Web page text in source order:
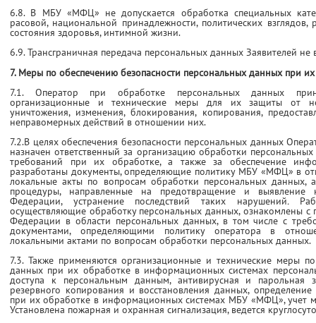
6.8. В МБУ «МФЦ» не допускается обработка специальных
расовой, национальной принадлежности, политических
состояния здоровья, интимной жизни.
6.9. Трансграничная передача персональных данных Заявителей не
7. Меры по обеспечению безопасности персональных данных при
7.1. Оператор при обработке персональных данных
организационные и технические меры для их защиты от
уничтожения, изменения, блокирования, копирования,
неправомерных действий в отношении них.
7.2.В целях обеспечения безопасности персональных данных
назначен ответственный за организацию обработки
требований при их обработке, а также за обеспечение
разработаны документы, определяющие политику МБУ «МФЦ» в
локальные акты по вопросам обработки персональных данных,
процедуры, направленные на предотвращение и выявление
Федерации, устранение последствий таких нарушений.
осуществляющие обработку персональных данных, ознакомлены с
Федерации в области персональных данных, в том числе с
документами, определяющими политику оператора в
локальными актами по вопросам обработки персональных данных.
7.3. Также применяются организационные и технические меры
данных при их обработке в информационных системах
доступа к персональным данным, антивирусная и парольная
резервного копирования и восстановления данных,
при их обработке в информационных системах МБУ «МФЦ», учет
Установлена пожарная и охранная сигнализация, ведется